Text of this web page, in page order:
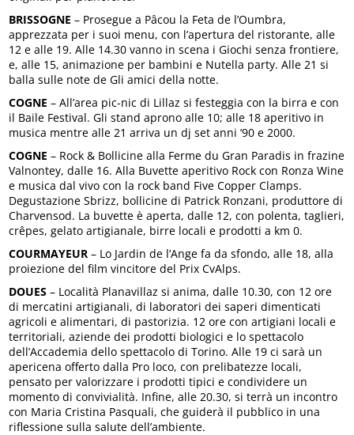
BRISSOGNE – Prosegue a Pâcou la Feta de l’Oumbra,
apprezzata per i suoi menu, con l’apertura del ristorante, alle
12 e alle 19. Alle 14.30 vanno in scena i Giochi senza frontiere,
e, alle 15, animazione per bambini e Nutella party. Alle 21 si
balla sulle note de Gli amici della notte.
COGNE – All’area pic-nic di Lillaz si festeggia con la birra e con
il Baile Festival. Gli stand aprono alle 10; alle 18 aperitivo in
musica mentre alle 21 arriva un dj set anni ’90 e 2000.
COGNE – Rock & Bollicine alla Ferme du Gran Paradis in frazine
Valnontey, dalle 16. Alla Buvette aperitivo Rock con Ronza Wine
e musica dal vivo con la rock band Five Copper Clamps.
Degustazione Sbrizz, bollicine di Patrick Ronzani, produttore di
Charvensod. La buvette è aperta, dalle 12, con polenta, taglieri,
crêpes, gelato artigianale, birre locali e prodotti a km 0.
COURMAYEUR – Lo Jardin de l’Ange fa da sfondo, alle 18, alla
proiezione del film vincitore del Prix CvAlps.
DOUES – Località Planavillaz si anima, dalle 10.30, con 12 ore
di mercatini artigianali, di laboratori dei saperi dimenticati
agricoli e alimentari, di pastorizia. 12 ore con artigiani locali e
territoriali, aziende dei prodotti biologici e lo spettacolo
dell’Accademia dello spettacolo di Torino. Alle 19 ci sarà un
apericena offerto dalla Pro loco, con prelibatezze locali,
pensato per valorizzare i prodotti tipici e condividere un
momento di convivialità. Infine, alle 20.30, si terrà un incontro
con Maria Cristina Pasquali, che guiderà il pubblico in una
riflessione sulla salute dell’ambiente.